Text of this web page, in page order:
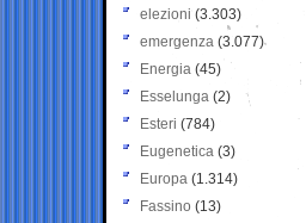
elezioni (3.303)
emergenza (3.077)
Energia (45)
Esselunga (2)
Esteri (784)
Eugenetica (3)
Europa (1.314)
Fassino (13)